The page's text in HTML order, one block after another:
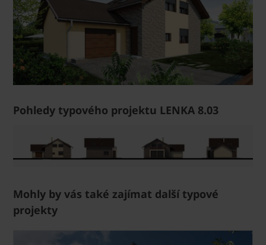
Pohledy typového projektu LENKA 8.03
Mohly by vás také zajímat další typové
projekty